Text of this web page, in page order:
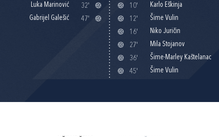
Luka Marinović
32'
Gabrijel Galešić
47'
10'
Karlo Eškinja
12'
Šime Vulin
16'
Niko Juričin
27'
Mila Stojanov
36'
Šime-Marley Kaštelanac
45'
Šime Vulin